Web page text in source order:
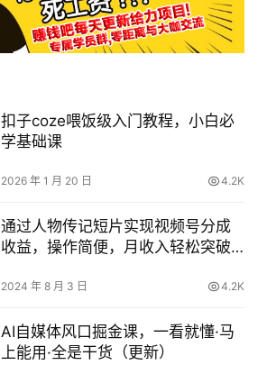
扣子coze喂饭级入门教程，小白必
学基础课
2026 年 1 月 20 日 4.2K
通过人物传记短片实现视频号分成
收益，操作简便，月收入轻松突破
2024 年 8 月 3 日 4.2K
AI自媒体风口掘金课，一看就懂·马
上能用·全是干货（更新）